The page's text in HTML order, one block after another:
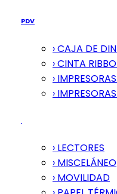
PDV
› CAJA DE
› CINTA
›
›
› LECTORES
› MISCELÁNEO
› MOVILIDAD